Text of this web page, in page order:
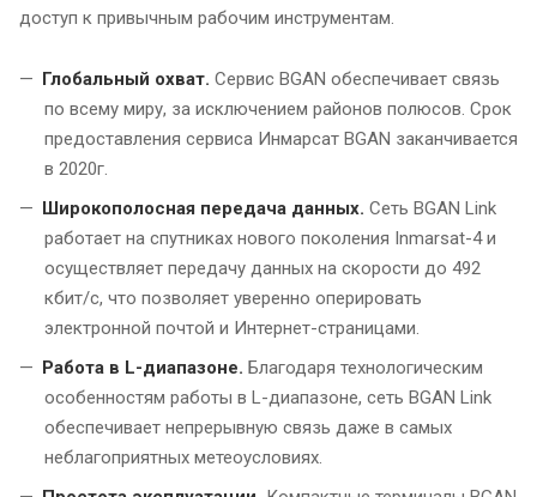
доступ к привычным рабочим инструментам.
Глобальный охват. Сервис BGAN обеспечивает связь
по всему миру, за исключением районов полюсов. Срок
предоставления сервиса Инмарсат BGAN заканчивается
в 2020г.
Широкополосная передача данных. Сеть BGAN Link
работает на спутниках нового поколения Inmarsat-4 и
осуществляет передачу данных на скорости до 492
кбит/с, что позволяет уверенно оперировать
электронной почтой и Интернет-страницами.
Работа в L-диапазоне. Благодаря технологическим
особенностям работы в L-диапазоне, сеть BGAN Link
обеспечивает непрерывную связь даже в самых
неблагоприятных метеоусловиях.